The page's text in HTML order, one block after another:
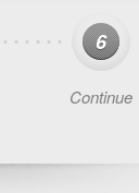
6
Continue